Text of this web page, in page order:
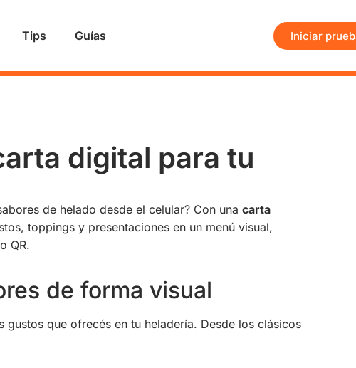
Tips Guías Iniciar
digital para tu
de helado desde el celular? Con una carta
toppings y presentaciones en un menú visual,
QR.
de forma visual
gustos que ofrecés en tu heladería. Desde los clásicos